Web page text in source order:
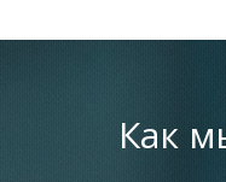
Как